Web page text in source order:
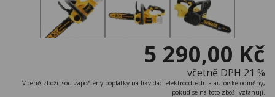
5 290,00 Kč
včetně DPH 21 %
V ceně zboží jsou započteny poplatky na likvidaci elektroodpadu a autorské odměny,
pokud se na toto zboží vztahují.